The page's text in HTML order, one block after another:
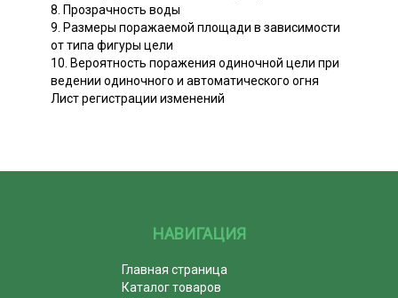
8. Прозрачность воды
9. Размеры поражаемой площади в зависимости
от типа фигуры цели
10. Вероятность поражения одиночной цели при
ведении одиночного и автоматического огня
Лист регистрации изменений
НАВИГАЦИЯ
Главная страница
Каталог товаров